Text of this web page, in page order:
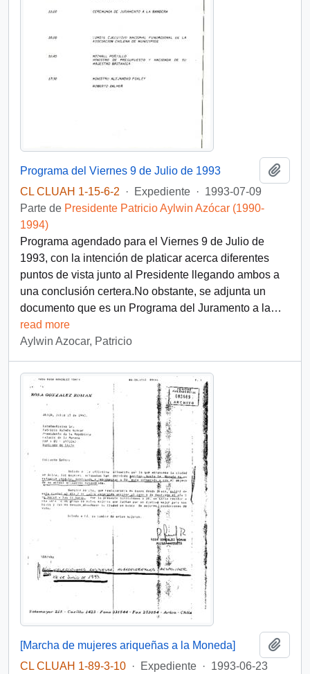
Programa del Viernes 9 de Julio de 1993
CL CLUAH 1-15-6-2
· Expediente · 1993-07-09
Parte de Presidente Patricio Aylwin Azócar (1990-
1994)
Programa agendado para el Viernes 9 de Julio de
1993, con la intención de platicar acerca diferentes
puntos de vista junto al Presidente llegando ambos a
una conclusión certera.No obstante, se adjunta un
documento que es un Programa del Juramento a la…
read more
Aylwin Azocar, Patricio
[Marcha de mujeres ariqueñas a la Moneda]
CL CLUAH 1-89-3-10 · Expediente · 1993-06-23